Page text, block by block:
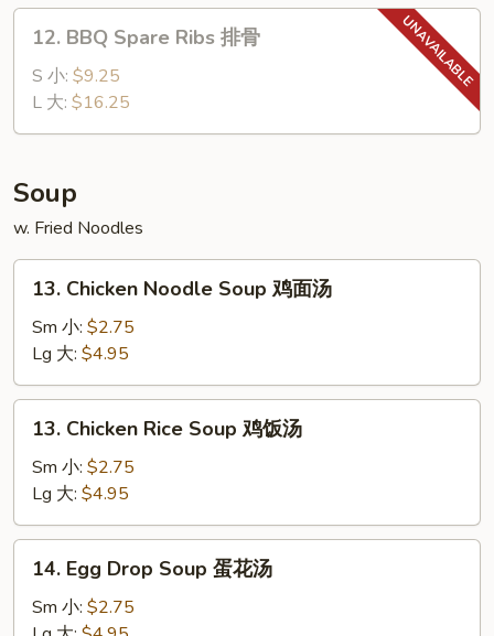
骨
BBQ
Spare
Ribs
排
12. BBQ Spare Ribs 排骨
S 小: $9.25
L 大: $16.25
Soup
w. Fried Noodles
Chicken
Noodle
Soup
鸡
面
13. Chicken Noodle Soup 鸡面汤
Sm 小: $2.75
Lg 大: $4.95
Chicken
Rice
Soup
鸡
饭
13. Chicken Rice Soup 鸡饭汤
Sm 小: $2.75
Lg 大: $4.95
Egg
Drop
14. Egg Drop Soup 蛋花汤
Sm 小: $2.75